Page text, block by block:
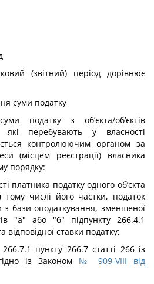
(звітний) період дорівнює
суми податку
податку з об’єкта/об’єктів
які перебувають у власності
контролюючим органом за
(місцем реєстрації) власника
порядку:
платника податку одного об’єкта
тому числі його частки, податок
бази оподаткування, зменшеної
"а" або "б" підпункту 266.4.1
відповідної ставки податку;
пункту 266.7 статті 266 із
із Законом № 909-VIII від